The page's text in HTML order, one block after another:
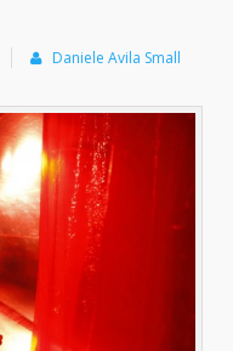
Daniele Avila Small